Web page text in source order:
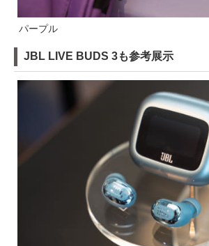
パープル
JBL LIVE BUDS 3も参考展示